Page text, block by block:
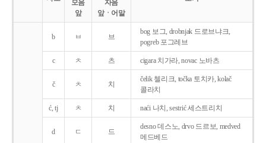
모음
앞
자음
앞ㆍ어말
b ㅂ 브
bog 보그, drobnjak 드로브냐크,
pogreb 포그레브
c ㅊ 츠 cigara 치가라, novac 노바츠
č ㅊ 치
čelik 첼리크, točka 토치카, kolač
콜라치
ć, tj ㅊ 치 naći 나치, sestrić 세스트리치
d ㄷ 드
desno 데스노, drvo 드르보, medved
메드베드